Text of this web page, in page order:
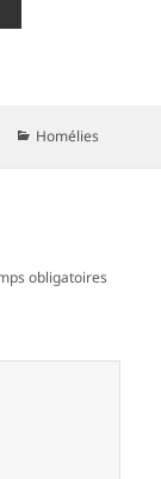
Catégories
Homélies
obligatoires